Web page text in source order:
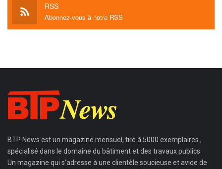
RSS
Abonnez-vous à notre RSS
BTP News est un magazine mensuel, tiré à 5000 exemplaires ;
spécialisé dans le domaine du bâtiment et des travaux publics.
Un magazine qui s’adresse à une clientèle soucieuse et avide de